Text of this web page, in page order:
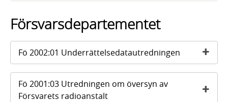
Försvarsdepartementet
Fö 2002:01 Underrättelsedatautredningen
Fö 2001:03 Utredningen om översyn av
Försvarets radioanstalt